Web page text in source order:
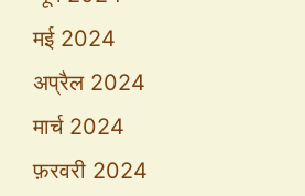
मई 2024
अप्रैल 2024
मार्च 2024
फ़रवरी 2024